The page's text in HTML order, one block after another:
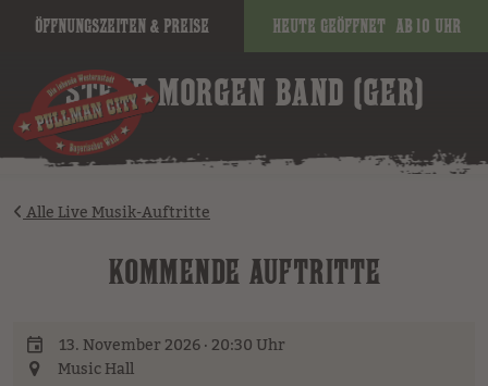
Öffnungszeiten & Preise Heute geöffnet ab 10 Uhr
image
STEVE MORGEN BAND (GER)
Alle Live Musik-Auftritte
KOMMENDE AUFTRITTE
13. November 2026 · 20:30 Uhr
Music Hall